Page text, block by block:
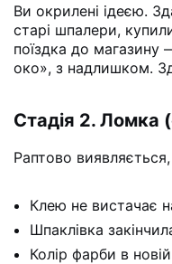
Ви окрилені ідеєю.
старі шпалери,
поїздка до магазину
око», з надлишком.
Стадія 2. Ломка
Раптово
Клею не вистачає
Шпаклівка
Колір фарби в новій